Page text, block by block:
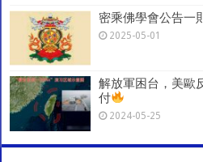
密乘佛學會公告一
2025-05-01
解放軍困台，美歐
付
2024-05-25